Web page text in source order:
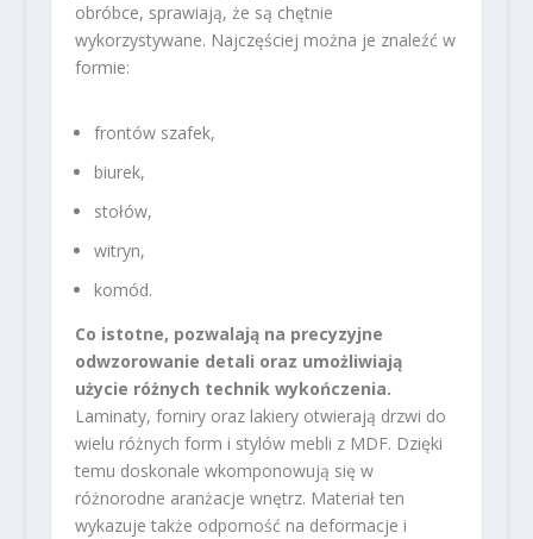
obróbce, sprawiają, że są chętnie
wykorzystywane. Najczęściej można je znaleźć w
formie:
frontów szafek,
biurek,
stołów,
witryn,
komód.
Co istotne, pozwalają na precyzyjne
odwzorowanie detali oraz umożliwiają
użycie różnych technik wykończenia.
Laminaty, forniry oraz lakiery otwierają drzwi do
wielu różnych form i stylów mebli z MDF. Dzięki
temu doskonale wkomponowują się w
różnorodne aranżacje wnętrz. Materiał ten
wykazuje także odporność na deformacje i